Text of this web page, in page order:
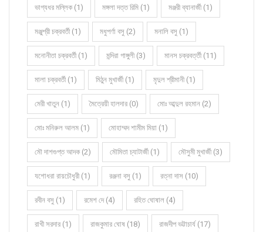
ভাগ্যধর মল্লিক (1) মঙ্গলা দত্ত রিমি (1) মঞ্জরী ব্যানার্জী (1)
মঞ্জুশ্রী চক্রবর্তী (1) মধুপর্ণা বসু (2) মনালি বসু (1)
মনোনীতা চক্রবর্তী (1) মন্দিরা গাঙ্গুলী (3) মানস চক্রবর্ত্তী (11)
মালা চক্রবর্তী (1) মিঠুন মুখার্জী (1) মৃদুল শ্রীমানী (1)
মেরী খাতুন (1) মৈত্রেয়ী হালদার (0) মোঃ আব্দুল রহমান (2)
মোঃ মনিরুল আলম (1) মোহাম্মদ শামীম মিয়া (1)
মৌ দাশগুপ্ত আদক (2) মৌমিতা চ্যাটার্জী (1) মৌসুমী মুখার্জী (3)
যশোধরা রায়চৌধুরী (1) রঞ্জনা বসু (1) রত্না দাস (10)
রবীন বসু (1) রমেশ দে (4) রহিত ঘোষাল (4)
রাখী সরদার (1) রাজকুমার ঘোষ (18) রাজদীপ ভট্টাচার্য (17)